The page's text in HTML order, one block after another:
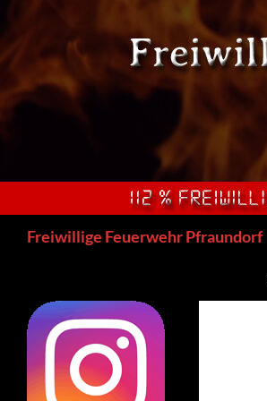
springen
Freiwillige Feuerwehr Pfraundorf